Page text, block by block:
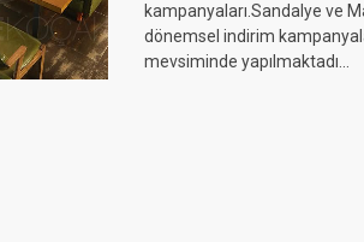
kampanyaları.Sandalye ve
dönemsel indirim
mevsiminde yapılmaktadı...